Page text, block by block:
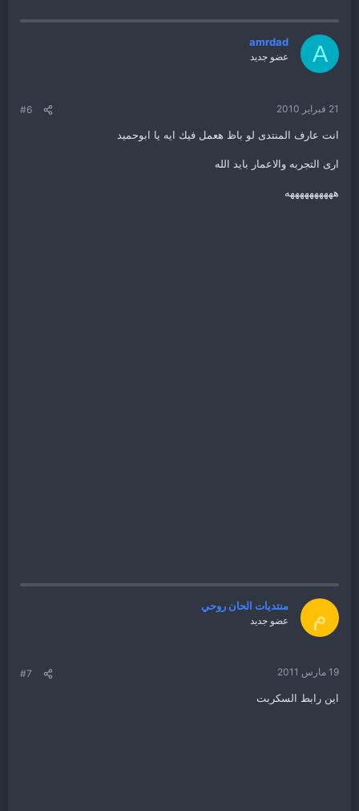
A
amrdad
عضو جديد
21 فبراير 2010 #6
انت عارف المنتدى لو باظ هعمل فيك ايه يا ابوحميد
ارى التجربه والاعمار بايد الله
ههههههههههه
م منتديات الحان روحي
عضو جديد
19 مارس 2011 #7
اين رابط السكربت